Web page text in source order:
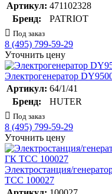
Артикул: 471102328
Бренд:
PATRIOT
Под заказ
8 (495) 799-59-29
Уточнить цену
Электрогенератор
Артикул: 64/1/41
Бренд:
HUTER
Под заказ
8 (495) 799-59-29
Уточнить цену
Электростанция/
ТСС 100027